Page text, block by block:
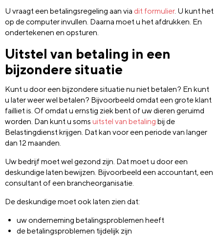
U vraagt een betalingsregeling aan via dit formulier. U kunt het
op de computer invullen. Daarna moet u het afdrukken. En
ondertekenen en opsturen.
Uitstel van betaling in een
bijzondere situatie
Kunt u door een bijzondere situatie nu niet betalen? En kunt
u later weer wel betalen? Bijvoorbeeld omdat een grote klant
failliet is. Of omdat u ernstig ziek bent of uw dieren geruimd
worden. Dan kunt u soms uitstel van betaling bij de
Belastingdienst krijgen. Dat kan voor een periode van langer
dan 12 maanden.
Uw bedrijf moet wel gezond zijn. Dat moet u door een
deskundige laten bewijzen. Bijvoorbeeld een accountant, een
consultant of een brancheorganisatie.
De deskundige moet ook laten zien dat:
uw onderneming betalingsproblemen heeft
de betalingsproblemen tijdelijk zijn